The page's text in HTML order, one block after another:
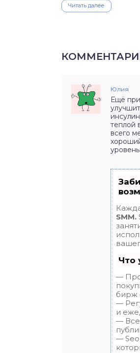
Читать далее
Юлия
Ещё
теплой
всего
SMM.
Что
—
бирж
—
и
— Все
—